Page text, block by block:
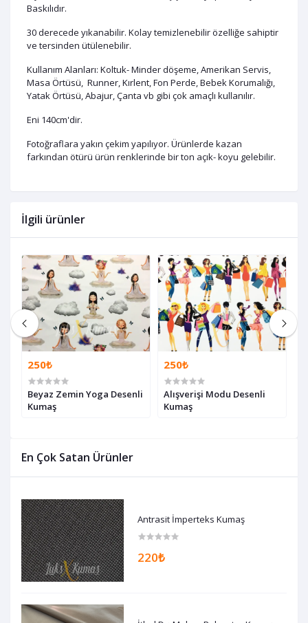
En Çok Satan Ürünler
Antrasit İmperteks Kumaş
220₺
Baskılıdır.
30 derecede yıkanabilir. Kolay temizlenebilir özelliğe sahiptir
ve tersinden ütülenebilir.
Kullanım Alanları: Koltuk- Minder döşeme, Amerikan Servis,
Masa Örtüsü, Runner, Kırlent, Fon Perde, Bebek Korumalığı,
Yatak Örtüsü, Abajur, Çanta vb gibi çok amaçlı kullanılır.
Eni 140cm'dir.
Fotoğraflara yakın çekim yapılıyor. Ürünlerde kazan
farkından ötürü ürün renklerinde bir ton açık- koyu gelebilir.
İlgili ürünler
250₺
Beyaz Zemin Yoga Desenli
Kumaş
250₺
Alışverişi Modu Desenli
Kumaş